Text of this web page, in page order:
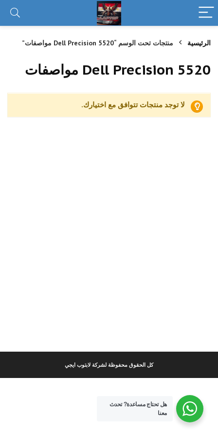
الرئيسية منتجات تحت الوسم “Dell Precision 5520 مواصفات”
Dell Precision 5520 مواصفات
لا توجد منتجات تتوافق مع اختيارك.
كل الحقوق محفوظة لشركة لابتوب ايجي
هل تحتاج مساعدة?تحدث
معنا